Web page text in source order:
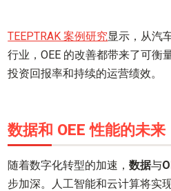
TEEPTRAK 案例研究显示，从汽
行业，OEE 的改善都带来了可衡
投资回报率和持续的运营绩效。
数据和 OEE 性能的未来
随着数字化转型的加速，数据与
步加深。人工智能和云计算将实